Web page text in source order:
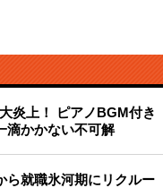
炎上！ ピアノBGM付き
滴かかない不可解
ら就職氷河期にリクルー